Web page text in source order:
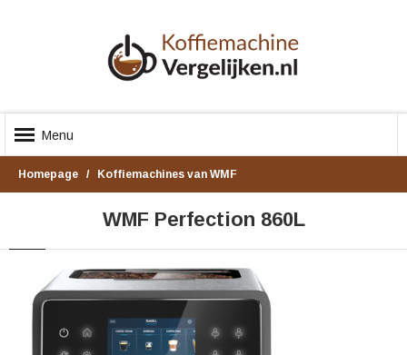
Menu
Homepage Koffiemachines van WMF
WMF Perfection 860L